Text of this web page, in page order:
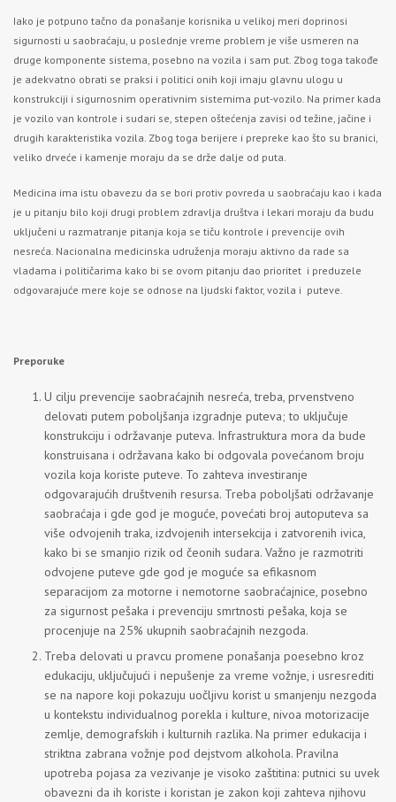
Iako je potpuno tačno da ponašanje korisnika u velikoj meri doprinosi
sigurnosti u saobraćaju, u poslednje vreme problem je više usmeren na
druge komponente sistema, posebno na vozila i sam put. Zbog toga takođe
je adekvatno obrati se praksi i politici onih koji imaju glavnu ulogu u
konstrukciji i sigurnosnim operativnim sistemima put-vozilo. Na primer kada
je vozilo van kontrole i sudari se, stepen oštećenja zavisi od težine, jačine i
drugih karakteristika vozila. Zbog toga berijere i prepreke kao što su branici,
veliko drveće i kamenje moraju da se drže dalje od puta.
Medicina ima istu obavezu da se bori protiv povreda u saobraćaju kao i kada
je u pitanju bilo koji drugi problem zdravlja društva i lekari moraju da budu
uključeni u razmatranje pitanja koja se tiču kontrole i prevencije ovih
nesreća. Nacionalna medicinska udruženja moraju aktivno da rade sa
vladama i političarima kako bi se ovom pitanju dao prioritet i preduzele
odgovarajuće mere koje se odnose na ljudski faktor, vozila i puteve.
Preporuke
U cilju prevencije saobraćajnih nesreća, treba, prvenstveno
delovati putem poboljšanja izgradnje puteva; to uključuje
konstrukciju i održavanje puteva. Infrastruktura mora da bude
konstruisana i održavana kako bi odgovala povećanom broju
vozila koja koriste puteve. To zahteva investiranje
odgovarajućih društvenih resursa. Treba poboljšati održavanje
saobraćaja i gde god je moguće, povećati broj autoputeva sa
više odvojenih traka, izdvojenih intersekcija i zatvorenih ivica,
kako bi se smanjio rizik od čeonih sudara. Važno je razmotriti
odvojene puteve gde god je moguće sa efikasnom
separacijom za motorne i nemotorne saobraćajnice, posebno
za sigurnost pešaka i prevenciju smrtnosti pešaka, koja se
procenjuje na 25% ukupnih saobraćajnih nezgoda.
Treba delovati u pravcu promene ponašanja poesebno kroz
edukaciju, uključujući i nepušenje za vreme vožnje, i usresrediti
se na napore koji pokazuju uočljivu korist u smanjenju nezgoda
u kontekstu individualnog porekla i kulture, nivoa motorizacije
zemlje, demografskih i kulturnih razlika. Na primer edukacija i
striktna zabrana vožnje pod dejstvom alkohola. Pravilna
upotreba pojasa za vezivanje je visoko zaštitina: putnici su uvek
obavezni da ih koriste i koristan je zakon koji zahteva njihovu